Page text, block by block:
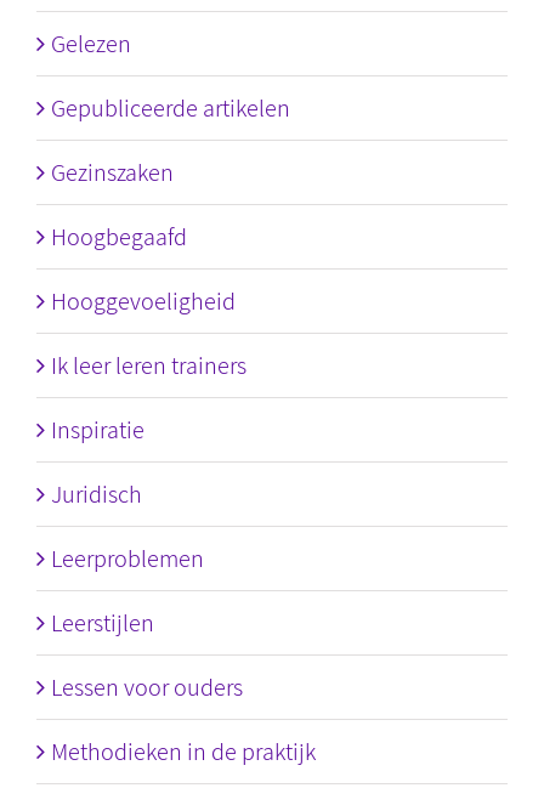
Gelezen
Gepubliceerde artikelen
Gezinszaken
Hoogbegaafd
Hooggevoeligheid
Ik leer leren trainers
Inspiratie
Juridisch
Leerproblemen
Leerstijlen
Lessen voor ouders
Methodieken in de praktijk